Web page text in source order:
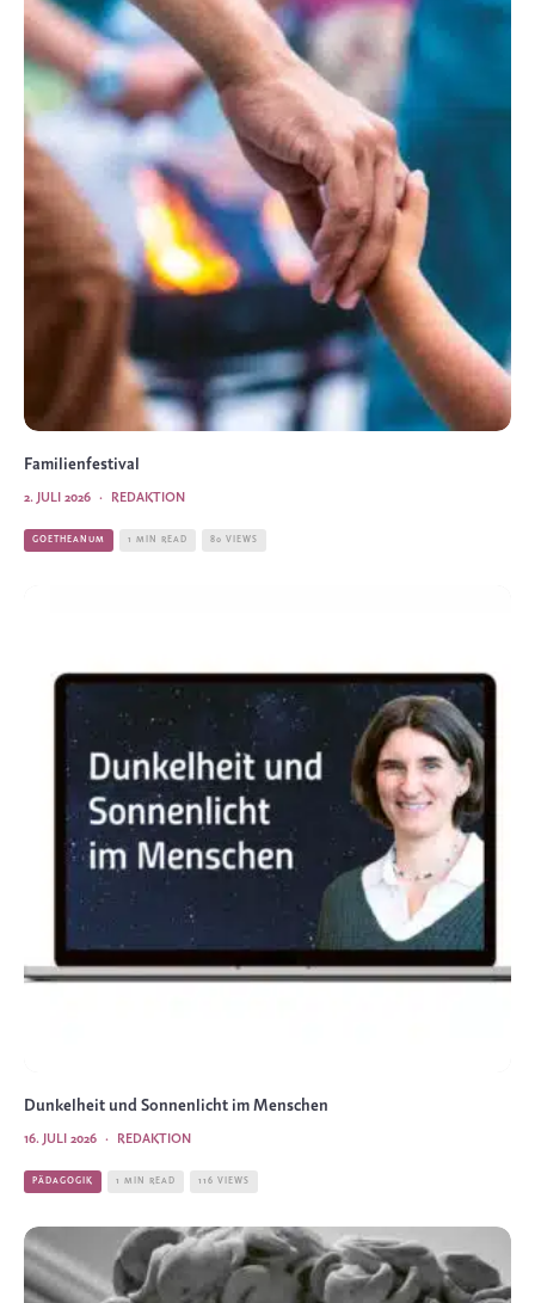
Familienfestival
REDAKTION
·
2. JULI 2026
GOETHEANUM 1 MIN READ 80 VIEWS
Dunkelheit und Sonnenlicht im Menschen
REDAKTION
·
16. JULI 2026
PÄDAGOGIK 1 MIN READ 116 VIEWS